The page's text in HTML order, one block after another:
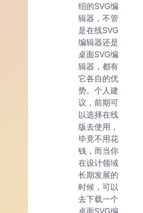
绍的SVG编
辑器，不管
是在线SVG
编辑器还是
桌面SVG编
辑器，都有
它各自的优
势。个人建
议，前期可
以选择在线
版去使用，
毕竟不用花
钱，而当你
在设计领域
长期发展的
时候，可以
去下载一个
桌面SVG编